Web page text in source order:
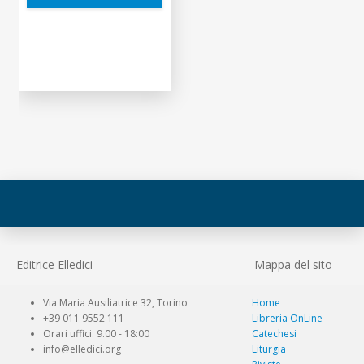
Editrice Elledici Mappa del sito
Via Maria Ausiliatrice 32, Torino
+39 011 9552 111
Orari uffici: 9.00 - 18:00
info@elledici.org
Home
Libreria OnLine
Catechesi
Liturgia